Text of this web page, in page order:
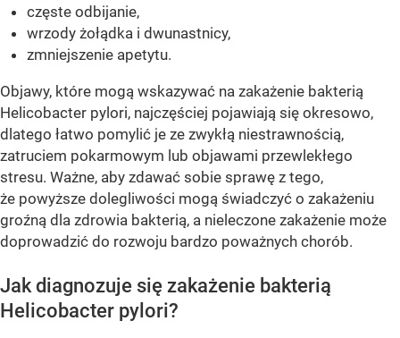
częste odbijanie,
wrzody żołądka i dwunastnicy,
zmniejszenie apetytu.
Objawy, które mogą wskazywać na zakażenie bakterią
Helicobacter pylori, najczęściej pojawiają się okresowo,
dlatego łatwo pomylić je ze zwykłą niestrawnością,
zatruciem pokarmowym lub objawami przewlekłego
stresu. Ważne, aby zdawać sobie sprawę z tego,
że powyższe dolegliwości mogą świadczyć o zakażeniu
groźną dla zdrowia bakterią, a nieleczone zakażenie może
doprowadzić do rozwoju bardzo poważnych chorób.
Jak diagnozuje się zakażenie bakterią
Helicobacter pylori?